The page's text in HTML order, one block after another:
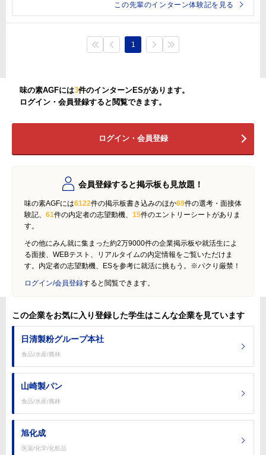
この先輩のインターン体験記を見る
1
味の素AGFには3件のインターンESがあります。
ログイン・会員登録すると閲覧できます。
ログイン・会員登録
会員登録すると掲示板も見放題！
味の素AGFには6122件の掲示板書き込みのほか69件の選考・面接体
験記、 61件の内定者の志望動機、 15件のエントリーシートがありま
す。
その他にみん就に集まった約2万9000件の企業掲示板や就活生によ
る面接、WEBテスト、リアルタイムの内定情報をご覧いただけま
す。内定者の志望動機、ESを参考に就活に挑もう。※パクり厳禁！
ログイン/会員登録すると閲覧できます。
この企業をお気に入り登録した学生はこんな企業を見ています
日清製粉グループ本社
食品/水産/農林
山崎製パン
食品/水産/農林
旭化成
医薬/化学/化粧品